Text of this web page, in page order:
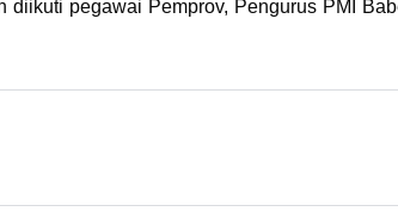
pegawai Pemprov, Pengurus PMI